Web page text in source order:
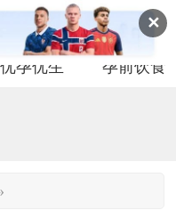
✕
优孕优生 孕前饮食